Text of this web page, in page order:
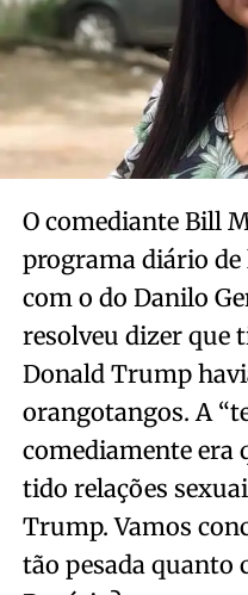
O comediante Bill
programa diário de
com o do Danilo
resolveu dizer que
Donald Trump
orangotangos. A
comediamente era
tido relações
Trump. Vamos
tão pesada quanto